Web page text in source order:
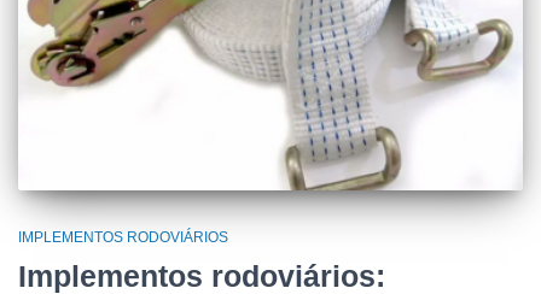
IMPLEMENTOS RODOVIÁRIOS
Implementos rodoviários: